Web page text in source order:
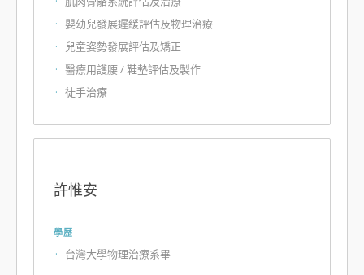
嬰幼兒發展遲緩評估及物理治療
兒童姿勢發展評估及矯正
醫療用護腰 / 鞋墊評估及製作
徒手治療
許惟安
學歷
台灣大學物理治療系畢